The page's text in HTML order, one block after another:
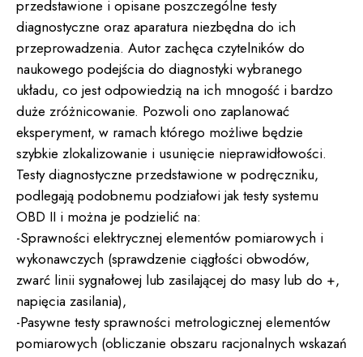
przedstawione i opisane poszczególne testy
diagnostyczne oraz aparatura niezbędna do ich
przeprowadzenia. Autor zachęca czytelników do
naukowego podejścia do diagnostyki wybranego
układu, co jest odpowiedzią na ich mnogość i bardzo
duże zróżnicowanie. Pozwoli ono zaplanować
eksperyment, w ramach którego możliwe będzie
szybkie zlokalizowanie i usunięcie nieprawidłowości.
Testy diagnostyczne przedstawione w podręczniku,
podlegają podobnemu podziałowi jak testy systemu
OBD II i można je podzielić na:
-Sprawności elektrycznej elementów pomiarowych i
wykonawczych (sprawdzenie ciągłości obwodów,
zwarć linii sygnałowej lub zasilającej do masy lub do +,
napięcia zasilania),
-Pasywne testy sprawności metrologicznej elementów
pomiarowych (obliczanie obszaru racjonalnych wskazań